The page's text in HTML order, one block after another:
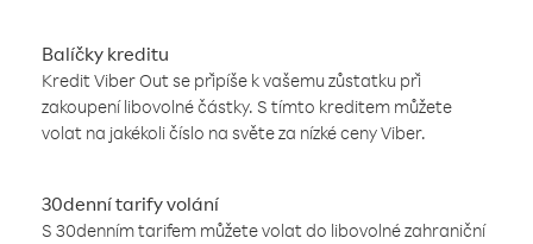
Balíčky kreditu
Kredit Viber Out se připíše k vašemu zůstatku při
zakoupení libovolné částky. S tímto kreditem můžete
volat na jakékoli číslo na světe za nízké ceny Viber.
30denní tarify volání
S 30denním tarifem můžete volat do libovolné zahraniční